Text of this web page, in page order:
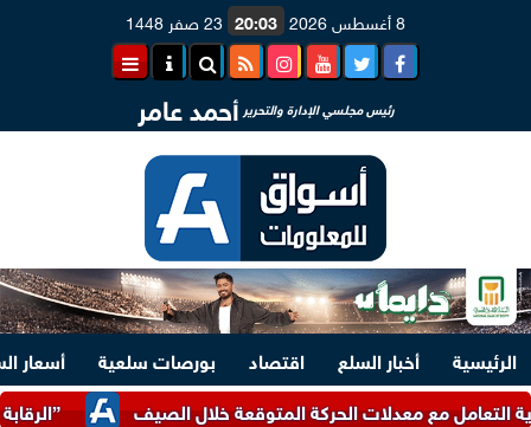
8 أغسطس 2026 20:03 23 صفر 1448
رئيس مجلسي الإدارة والتحرير أحمد عامر
الرئيسية أخبار السلع اقتصاد بورصات سلعية
أسعار
”الرقابة
مع معدلات الحركة المتوقعة خلال الصيف